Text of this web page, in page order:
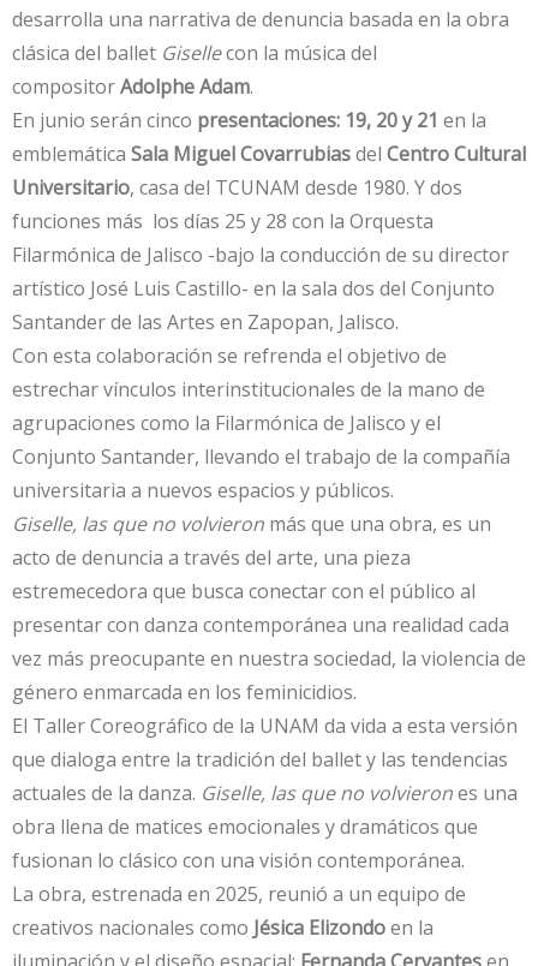
desarrolla una narrativa de denuncia basada en la obra
clásica del ballet Gisellecon la música del
compositorAdolphe Adam.
En junio serán cinco presentaciones: 19, 20 y 21 en la
emblemática Sala Miguel Covarrubiasdel Centro Cultural
Universitario, casa del TCUNAM desde 1980. Y dos
funciones más los días 25 y 28 con la Orquesta
Filarmónica de Jalisco -bajo la conducción de su director
artístico José Luis Castillo- en la sala dos del Conjunto
Santander de las Artes en Zapopan, Jalisco.
Con esta colaboración se refrenda el objetivo de
estrechar vínculos interinstitucionales de la mano de
agrupaciones como la Filarmónica de Jalisco y el
Conjunto Santander, llevando el trabajo de la compañía
universitaria a nuevos espacios y públicos.
Giselle, las que no volvieron más que una obra, es un
acto de denuncia a través del arte, una pieza
estremecedora que busca conectar con el público al
presentar con danza contemporánea una realidad cada
vez más preocupante en nuestra sociedad, la violencia de
género enmarcada en los feminicidios.
El Taller Coreográfico de la UNAM da vida a esta versión
que dialoga entre la tradición del ballet y las tendencias
actuales de la danza. Giselle, las que no volvierones una
obra llena de matices emocionales y dramáticos que
fusionan lo clásico con una visión contemporánea.
La obra, estrenada en 2025, reunió a un equipo de
creativos nacionales como Jésica Elizondoen la